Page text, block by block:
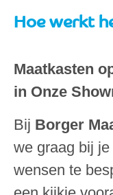
Hoe werkt
Maatkasten
in Onze
Bij Borger
we graag bij
wensen te